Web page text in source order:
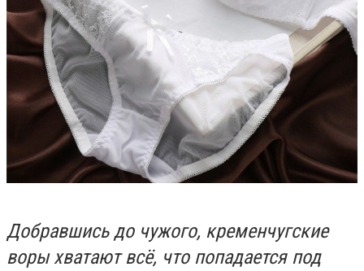
Добравшись до чужого, кременчугские
воры хватают всё, что попадается под